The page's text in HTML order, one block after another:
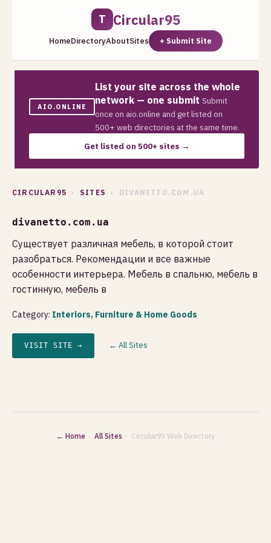
T Circular95
HomeDirectoryAboutSites + Submit Site
AIO.ONLINE
List your site across the whole
network — one submit Submit
once on aio.online and get listed on
500+ web directories at the same time.
Get listed on 500+ sites →
CIRCULAR95 › SITES › DIVANETTO.COM.UA
divanetto.com.ua
Существует различная мебель, в которой стоит
разобраться. Рекомендации и все важные
особенности интерьера. Мебель в спальню, мебель в
гостинную, мебель в
Category: Interiors, Furniture & Home Goods
VISIT SITE → ← All Sites
← Home · All Sites · Circular95 Web Directory